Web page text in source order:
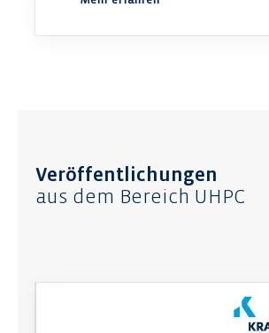
Veröffentlichungen
aus dem Bereich UHPC